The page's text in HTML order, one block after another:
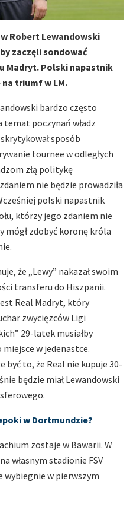
Robert Lewandowski
zaczęli sondować
Madryt. Polski napastnik
na triumf w LM.
bardzo często
temat poczynań władz
sposób
tournee w odległych
złą politykę
nie będzie prowadziła
polski napastnik
którzy jego zdaniem nie
mógł zdobyć koronę króla
że „Lewy” nakazał swoim
transferu do Hiszpanii.
Real Madryt, który
zwycięzców Ligi
29-latek musiałby
w jedenastce.
to, że Real nie kupuje 30-
będzie miał Lewandowski
w Dortmundzie?
zostaje w Bawarii. W
własnym stadionie FSV
wybiegnie w pierwszym